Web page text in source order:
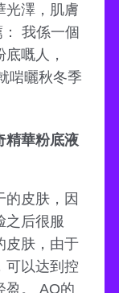
光澤，肌膚
我係一個
嘅人，
啱曬秋冬季
精華粉底液
的皮肤，因
之后很服
皮肤，由于
可以达到控
盈。 AQ的